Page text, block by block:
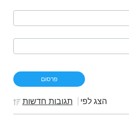
הצג לפי תגובות חדשות